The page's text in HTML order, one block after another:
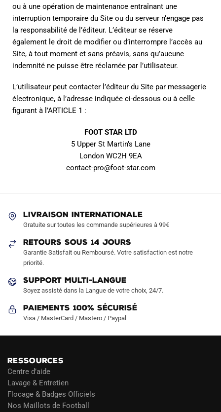
ou à une opération de maintenance entraînant une
interruption temporaire du Site ou du serveur n’engage pas
la responsabilité de l’éditeur. L’éditeur se réserve
également le droit de modifier ou d’interrompre l’accès au
Site, à tout moment et sans préavis, sans qu’aucune
indemnité ne puisse être réclamée par l’utilisateur.
L’utilisateur peut contacter l’éditeur du Site par messagerie
électronique, à l’adresse indiquée ci-dessous ou à celle
figurant à l’ARTICLE 1 :
FOOT STAR LTD
5 Upper St Martin’s Lane
London WC2H 9EA
contact-pro@foot-star.com
LIVRAISON INTERNATIONALE
Gratuite sur toutes les commande supérieures à 99€
RETOURS SOUS 14 JOURS
Garantie Satisfait ou Remboursé. Votre satisfaction est notre
priorité.
SUPPORT MULTI-LANGUE
Soyez assisté dans la Langue de votre choix, 24/7.
Paiements 100% Sécurisé
Visa / MasterCard / Mastero / Paypal
RESSOURCES
Centre d’aide
Lavage & Entretien
Flocage & Badges Officiels
Nos Maillots de Football